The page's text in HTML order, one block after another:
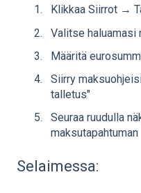
Klikkaa Siirrot →
Valitse haluamasi
Määritä
Siirry
talletus"
Seuraa ruudulla
maksutapahtuman
Selaimessa: